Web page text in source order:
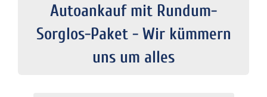
Autoankauf mit Rundum-
Sorglos-Paket - Wir kümmern
uns um alles